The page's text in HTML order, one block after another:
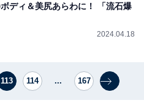
ディ＆美尻あらわに！ 「流石爆
2024.04.18
113 114 ... 167